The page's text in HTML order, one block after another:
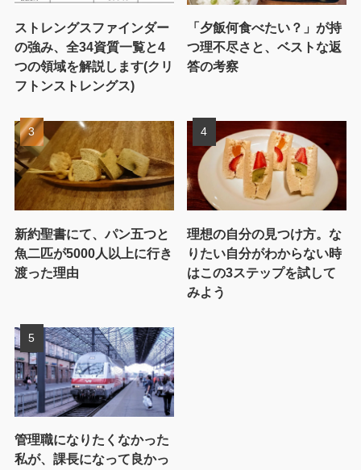
ストレングスファインダー
の強み、全34資質一覧と4
つの領域を解説します(クリ
フトンストレングス)
「夕飯何食べたい？」が持
つ理不尽さと、ベストな返
答の考察
新約聖書にて、パン五つと
魚二匹が5000人以上に行き
渡った理由
理想の自分の見つけ方。な
りたい自分がわからない時
はこの3ステップを試して
みよう
管理職になりたくなかった
私が、課長になって良かっ